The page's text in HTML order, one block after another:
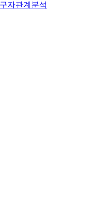
자관계분석